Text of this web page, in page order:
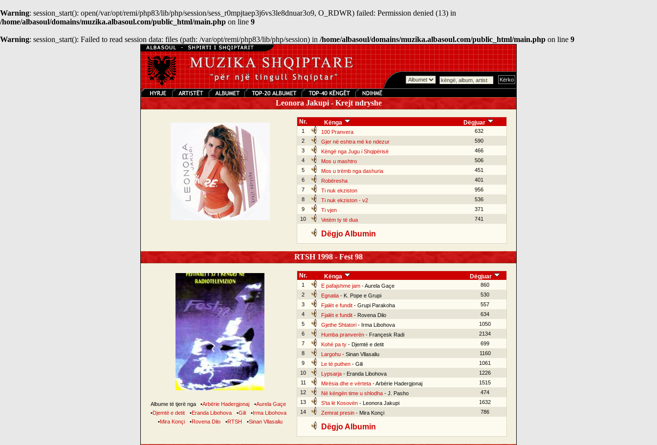
Warning: session_start(): open(/var/opt/remi/php83/lib/php/session/sess_r0mpjtaep3j6vs3le8dnuar3o9, O_RDWR) failed: Permission denied (13) in
/home/albasoul/domains/muzika.albasoul.com/public_html/main.php on line 9
Warning: session_start(): Failed to read session data: files (path: /var/opt/remi/php83/lib/php/session) in /home/albasoul/domains/muzika.albasoul.com/public_html/main.php on line 9
Leonora Jakupi - Krejt ndryshe
Nr. Kënga Dëgjuar
1 100 Pranvera
632
2
Gjer në eshtra më ke ndezur
590
3
Këngë nga Jugu i Shqipërisë
466
4
Mos u mashtro
506
5
Mos u trëmb nga dashuria
451
6
Robëresha
401
7
Ti nuk ekziston
956
8
Ti nuk ekziston - v2
536
9
Ti vjen
371
10
Vetëm ty të dua 741
Dëgjo Albumin
RTSH 1998 - Fest 98
Albume të tjerë nga •Arbërie Hadergjonaj •Aurela Gaçe
•Djemtë e detit •Eranda Libohova •Gili •Irma Libohova
•Mira Konçi •Rovena Dilo •RTSH •Sinan Vllasaliu
Nr. Kënga Dëgjuar
1 E pafajshme jam- Aurela Gaçe
860
2
Egnatia- K. Pope e Grupi
530
3
Fjalët e fundit- Grupi Parakoha
557
4
Fjalët e fundit- Rovena Dilo
634
5
Gjethe Shtatori- Irma Libohova
1050
6
Humba pranverën- Françesk Radi
2134
7
Kohë pa ty- Djemtë e detit
699
8
Largohu- Sinan Vllasaliu
1160
9
Le të puthen- Gili
1061
10
Lypsarja- Eranda Libohova
1226
11
Mirësia dhe e vërteta- Arbërie Hadergjonaj
1515
12
Në këngën time u shlodha- J. Pasho
474
13
S'ta lë Kosovën- Leonora Jakupi
1632
14
Zemrat presin- Mira Konçi 786
Dëgjo Albumin